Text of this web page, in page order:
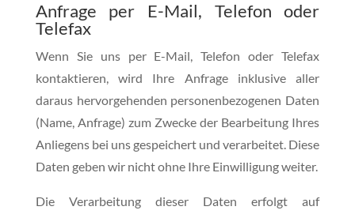
Anfrage per E-Mail, Telefon oder
Telefax
Wenn Sie uns per E-Mail, Telefon oder Telefax
kontaktieren, wird Ihre Anfrage inklusive aller
daraus hervorgehenden personenbezogenen Daten
(Name, Anfrage) zum Zwecke der Bearbeitung Ihres
Anliegens bei uns gespeichert und verarbeitet. Diese
Daten geben wir nicht ohne Ihre Einwilligung weiter.
Die Verarbeitung dieser Daten erfolgt auf